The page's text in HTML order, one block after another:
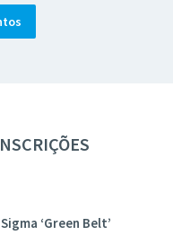
‘Green Belt’